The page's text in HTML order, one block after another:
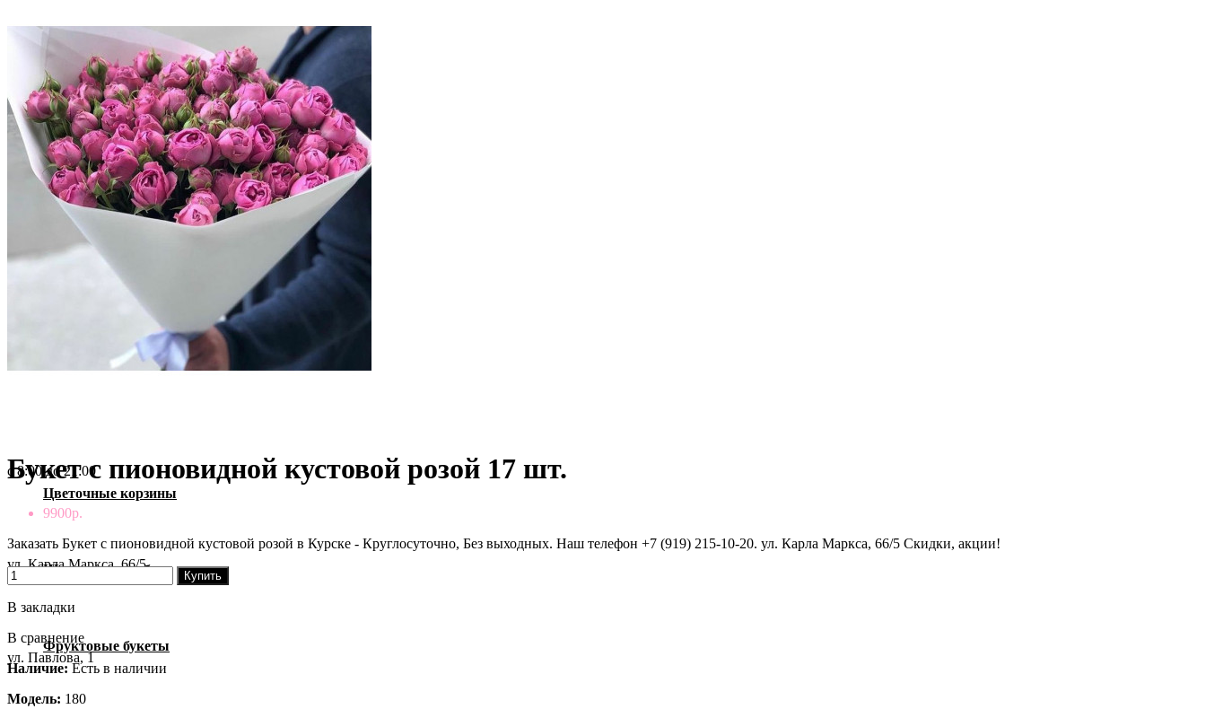
Акции
До 3000
Букеты с пионами
Букеты с розами
Сборные букеты
Цветочные корзины
Шляпные коробки
Фруктовые букеты
Доставка и оплата
Контакты
Поиск
/ 0р.
Ваша корзина пуста!
с 8:00 до 21:00
ул. Карла Маркса, 66/5
ул. Павлова, 1
Букет с пионовидной кустовой розой 17 шт.
9900р.
Заказать Букет с пионовидной кустовой розой в Курске - Круглосуточно, Без выходных. Наш телефон +7 (919) 215-10-20. ул. Карла Маркса, 66/5 Скидки, акции!
Купить
В закладки
В сравнение
Наличие: Есть в наличии
Модель: 180